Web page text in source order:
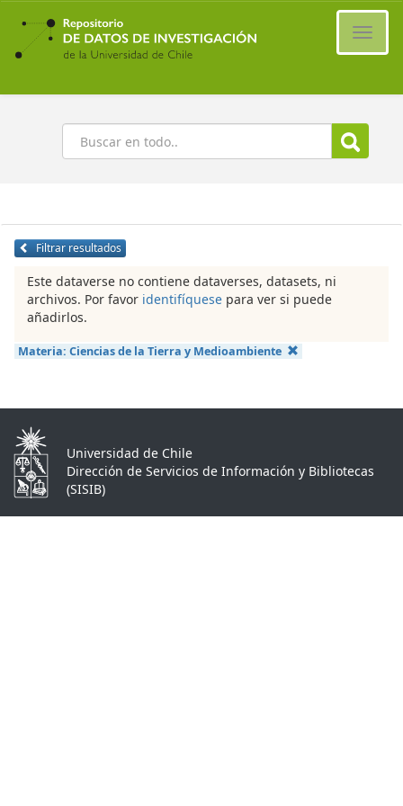
Ir
contenido
principal
Buscar
Filtrar resultados
Este dataverse no contiene dataverses, datasets, ni
archivos. Por favor identifíquese para ver si puede
añadirlos.
Materia: Ciencias de la Tierra y Medioambiente
Universidad de Chile
Dirección de Servicios de Información y Bibliotecas
(SISIB)